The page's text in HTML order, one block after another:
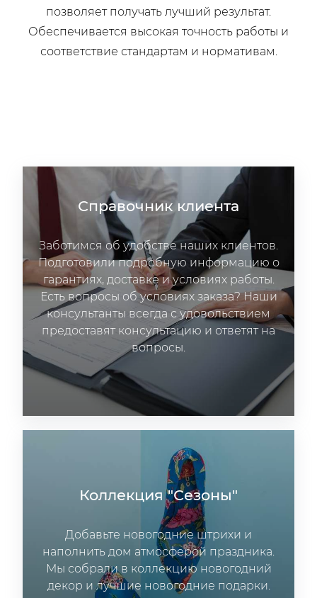
позволяет получать лучший результат.
Обеспечивается высокая точность работы и
соответствие стандартам и нормативам.
Справочник клиента
Заботимся об удобстве наших клиентов.
Подготовили подробную информацию о
гарантиях, доставке и условиях работы.
Есть вопросы об условиях заказа? Наши
консультанты всегда с удовольствием
предоставят консультацию и ответят на
вопросы.
Коллекция "Сезоны"
Добавьте новогодние штрихи и
наполнить дом атмосферой праздника.
Мы собрали в коллекцию новогодний
декор и лучшие новогодние подарки.